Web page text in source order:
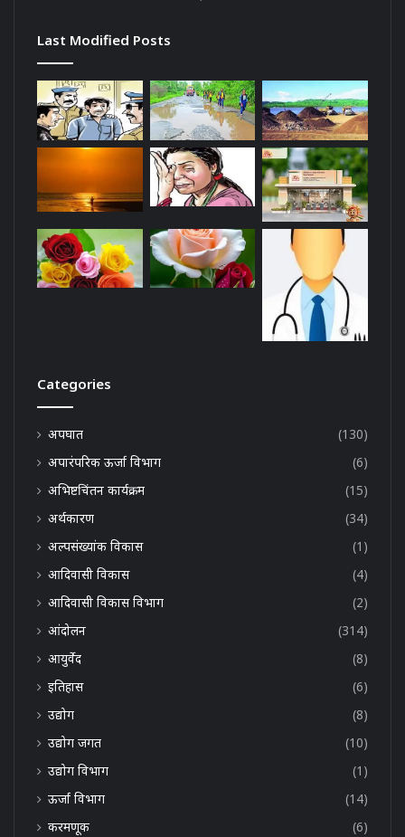
Last Modified Posts
Categories
अपघात
(130)
अपारंपरिक ऊर्जा विभाग
(6)
अभिष्टचिंतन कार्यक्रम
(15)
अर्थकारण
(34)
अल्पसंख्यांक विकास
(1)
आदिवासी विकास
(4)
आदिवासी विकास विभाग
(2)
आंदोलन
(314)
आयुर्वेद
(8)
इतिहास
(6)
उद्योग
(8)
उद्योग जगत
(10)
उद्योग विभाग
(1)
ऊर्जा विभाग
(14)
करमणूक
(6)